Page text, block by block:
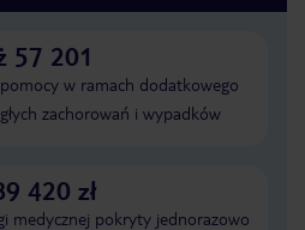
57 201
w ramach dodatkowego
zachorowań i wypadków
420 zł
medycznej pokryty jednorazowo